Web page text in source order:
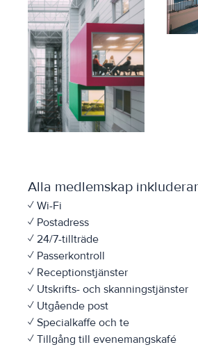
Alla medlemskap
✓ Wi-Fi
✓ Postadress
✓ 24/7-tillträde
✓ Passerkontroll
✓ Receptionstjänster
✓ Utskrifts- och skanningstjänster
✓ Utgående post
✓ Specialkaffe och te
✓ Tillgång till evenemangskafé